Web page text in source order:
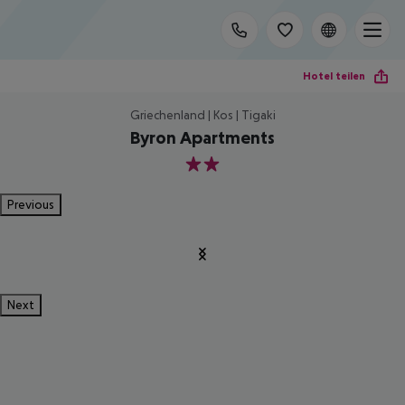
Hotel teilen
Griechenland | Kos | Tigaki
Byron Apartments
2
Previous
Next